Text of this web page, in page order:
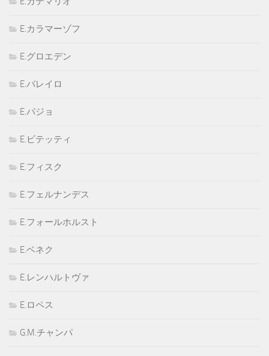
E.カラマーゾフ
E.グロエデン
E.バレイロ
E.パジョ
E.ビテッティ
E.フィスク
E.フェルナンデス
E.フォールホルスト
E.ベネク
E.レンハルトヴァ
E.ロペス
G.M.チャンパ